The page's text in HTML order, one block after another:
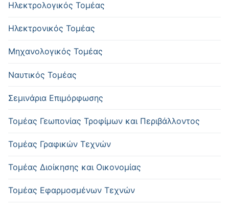
Ηλεκτρολογικός Τομέας
Ηλεκτρονικός Τομέας
Μηχανολογικός Τομέας
Ναυτικός Τομέας
Σεμινάρια Επιμόρφωσης
Τομέας Γεωπονίας Τροφίμων και Περιβάλλοντος
Τομέας Γραφικών Τεχνών
Τομέας Διοίκησης και Οικονομίας
Τομέας Εφαρμοσμένων Τεχνών